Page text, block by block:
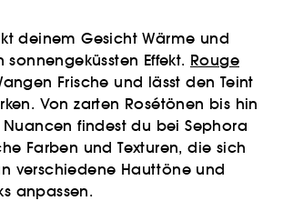
deinem Gesicht Wärme und
sonnengeküssten Effekt. Rouge
Frische und lässt den Teint
Von zarten Rosétönen bis hin
findest du bei Sephora
Farben und Texturen, die sich
verschiedene Hauttöne und
anpassen.